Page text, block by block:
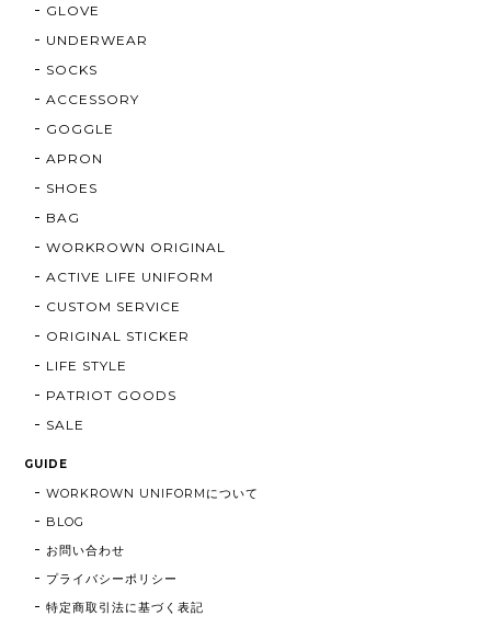
GLOVE
UNDERWEAR
SOCKS
ACCESSORY
GOGGLE
APRON
SHOES
BAG
WORKROWN ORIGINAL
ACTIVE LIFE UNIFORM
CUSTOM SERVICE
ORIGINAL STICKER
LIFE STYLE
PATRIOT GOODS
SALE
GUIDE
WORKROWN UNIFORMについて
BLOG
お問い合わせ
プライバシーポリシー
特定商取引法に基づく表記